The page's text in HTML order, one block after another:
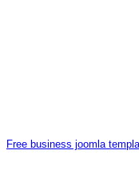
Free business joomla